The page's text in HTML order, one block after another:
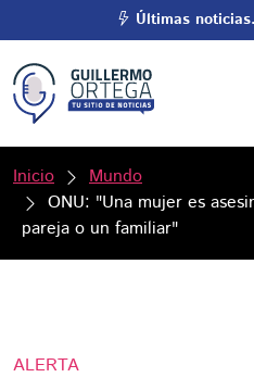
Últimas noticias.
Inicio
Mundo
ONU: "Una mujer es
pareja o un familiar"
ALERTA